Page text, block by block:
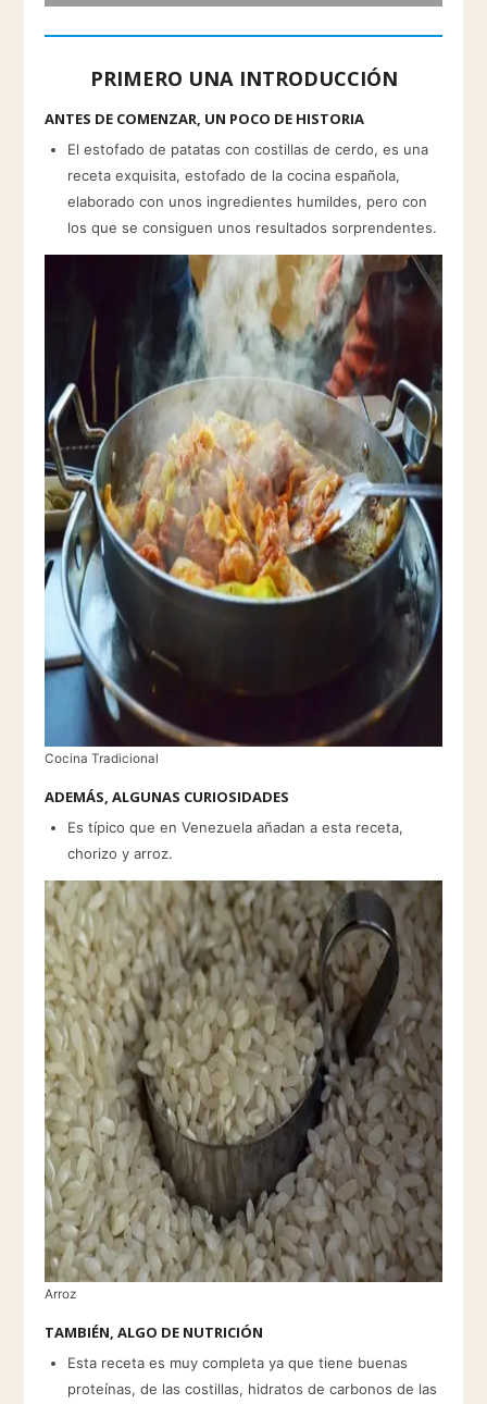
PRIMERO UNA INTRODUCCIÓN
ANTES DE COMENZAR, UN POCO DE HISTORIA
El estofado de patatas con costillas de cerdo, es una
receta exquisita, estofado de la cocina española,
elaborado con unos ingredientes humildes, pero con
los que se consiguen unos resultados sorprendentes.
Cocina Tradicional
ADEMÁS, ALGUNAS CURIOSIDADES
Es típico que en Venezuela añadan a esta receta,
chorizo y arroz.
Arroz
TAMBIÉN, ALGO DE NUTRICIÓN
Esta receta es muy completa ya que tiene buenas
proteínas, de las costillas, hidratos de carbonos de las